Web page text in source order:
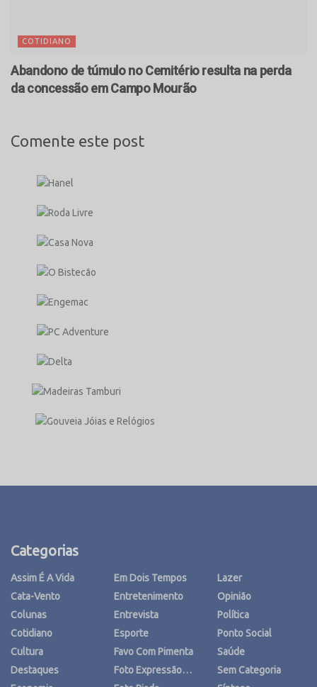
COTIDIANO
Abandono de túmulo no Cemitério resulta na perda
da concessão em Campo Mourão
Comente este post
Categorias
Assim É A Vida
Cata-Vento
Colunas
Cotidiano
Cultura
Destaques
Em Dois Tempos
Entretenimento
Entrevista
Esporte
Favo Com Pimenta
Foto Expressão…
Lazer
Opinião
Política
Ponto Social
Saúde
Sem Categoria